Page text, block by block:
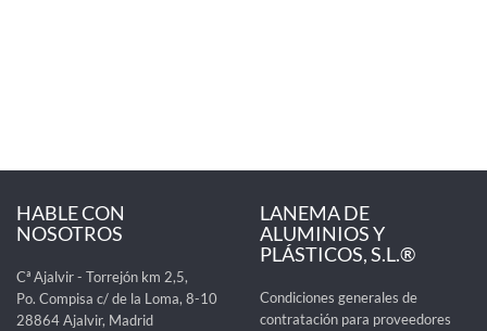
HABLE CON
NOSOTROS
Cª Ajalvir - Torrejón km 2,5,
Po. Compisa c/ de la Loma, 8-10
28864 Ajalvir, Madrid
LANEMA DE
ALUMINIOS Y
PLÁSTICOS, S.L.®
Condiciones generales de
contratación para proveedores